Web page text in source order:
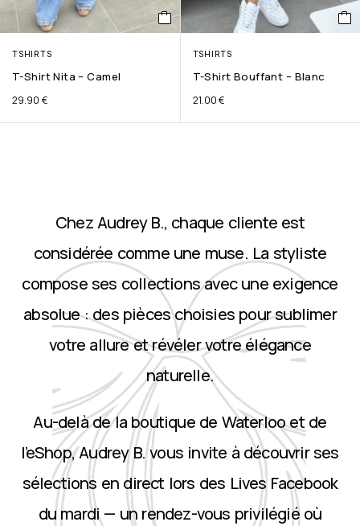
TSHIRTS
T-Shirt Nita – Camel
29.90 €
TSHIRTS
T-Shirt Bouffant – Blanc
21.00€
Chez Audrey B., chaque cliente est
considérée comme une muse. La styliste
compose ses collections avec une exigence
absolue : des pièces choisies pour sublimer
votre allure et révéler votre élégance
naturelle.
Au-delà de la boutique de Waterloo et de
l’eShop, Audrey B. vous invite à découvrir ses
sélections en direct lors des Lives Facebook
du mardi — un rendez-vous privilégié où